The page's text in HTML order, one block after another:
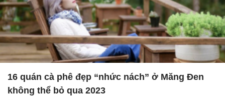
16 quán cà phê đẹp “nhức nách” ở Măng Đen
không thể bỏ qua 2023